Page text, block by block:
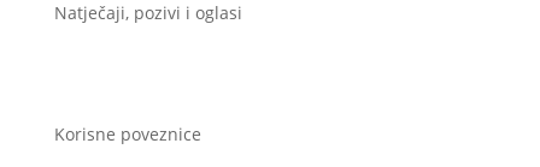
Natječaji, pozivi i oglasi
Korisne poveznice